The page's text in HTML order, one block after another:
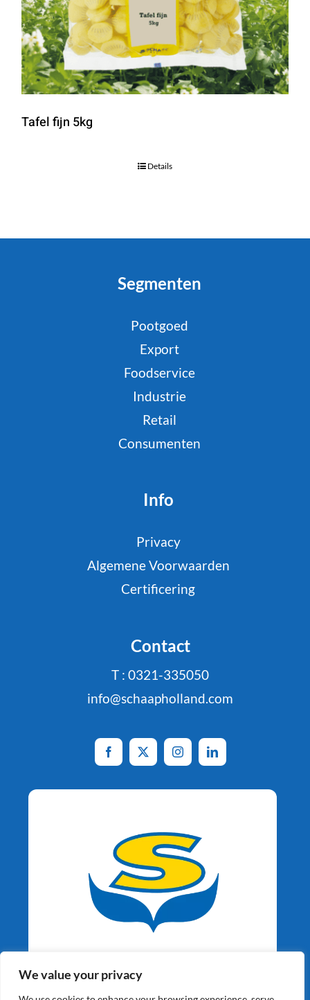
We value your privacy
Tafel fijn 5kg
Details
Segmenten
Pootgoed
Export
Foodservice
Industrie
Retail
Consumenten
Info
Privacy
Algemene Voorwaarden
Certificering
Contact
T : 0321-335050
info@schaapholland.com